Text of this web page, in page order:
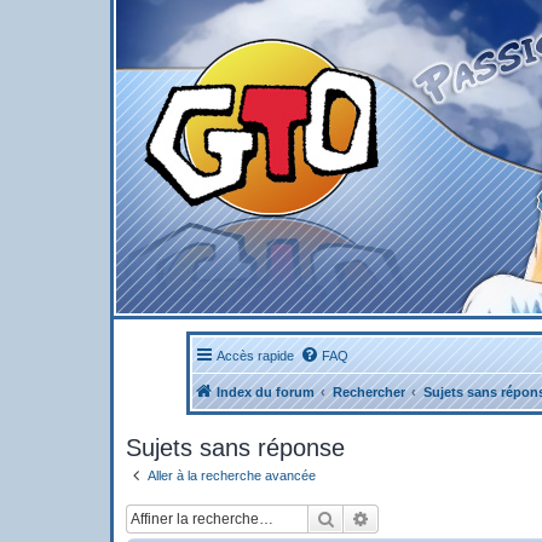
Accès rapide FAQ
Index du forum Rechercher Sujets sans
Sujets sans réponse
Aller à la recherche avancée
Rechercher